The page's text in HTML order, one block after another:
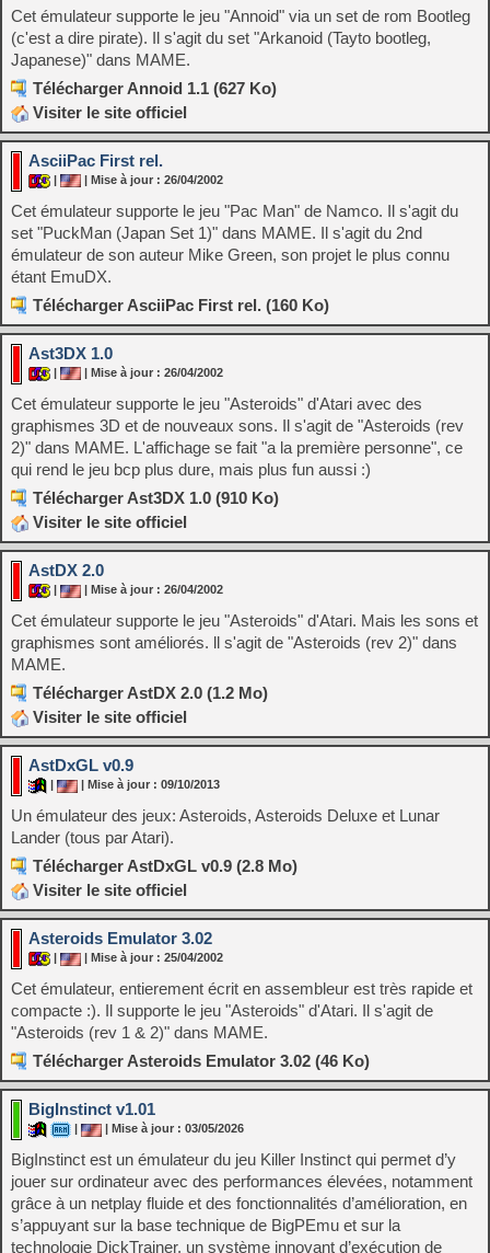
Cet émulateur supporte le jeu "Annoid" via un set de rom Bootleg
(c'est a dire pirate). Il s'agit du set "Arkanoid (Tayto bootleg,
Japanese)" dans MAME.
Télécharger Annoid 1.1 (627 Ko)
Visiter le site officiel
AsciiPac First rel.
| Mise à jour : 26/04/2002
Cet émulateur supporte le jeu "Pac Man" de Namco. Il s'agit du
set "PuckMan (Japan Set 1)" dans MAME. Il s'agit du 2nd
émulateur de son auteur Mike Green, son projet le plus connu
étant EmuDX.
Télécharger AsciiPac First rel. (160 Ko)
Ast3DX 1.0
| Mise à jour : 26/04/2002
Cet émulateur supporte le jeu "Asteroids" d'Atari avec des
graphismes 3D et de nouveaux sons. Il s'agit de "Asteroids (rev
2)" dans MAME. L'affichage se fait "a la première personne", ce
qui rend le jeu bcp plus dure, mais plus fun aussi :)
Télécharger Ast3DX 1.0 (910 Ko)
Visiter le site officiel
AstDX 2.0
| Mise à jour : 26/04/2002
Cet émulateur supporte le jeu "Asteroids" d'Atari. Mais les sons et
graphismes sont améliorés. ll s'agit de "Asteroids (rev 2)" dans
MAME.
Télécharger AstDX 2.0 (1.2 Mo)
Visiter le site officiel
AstDxGL v0.9
| Mise à jour : 09/10/2013
Un émulateur des jeux: Asteroids, Asteroids Deluxe et Lunar
Lander (tous par Atari).
Télécharger AstDxGL v0.9 (2.8 Mo)
Visiter le site officiel
Asteroids Emulator 3.02
| Mise à jour : 25/04/2002
Cet émulateur, entierement écrit en assembleur est très rapide et
compacte :). Il supporte le jeu "Asteroids" d'Atari. Il s'agit de
"Asteroids (rev 1 & 2)" dans MAME.
Télécharger Asteroids Emulator 3.02 (46 Ko)
BigInstinct v1.01
| Mise à jour : 03/05/2026
BigInstinct est un émulateur du jeu Killer Instinct qui permet d’y
jouer sur ordinateur avec des performances élevées, notamment
grâce à un netplay fluide et des fonctionnalités d’amélioration, en
s’appuyant sur la base technique de BigPEmu et sur la
technologie DickTrainer, un système innovant d’exécution de